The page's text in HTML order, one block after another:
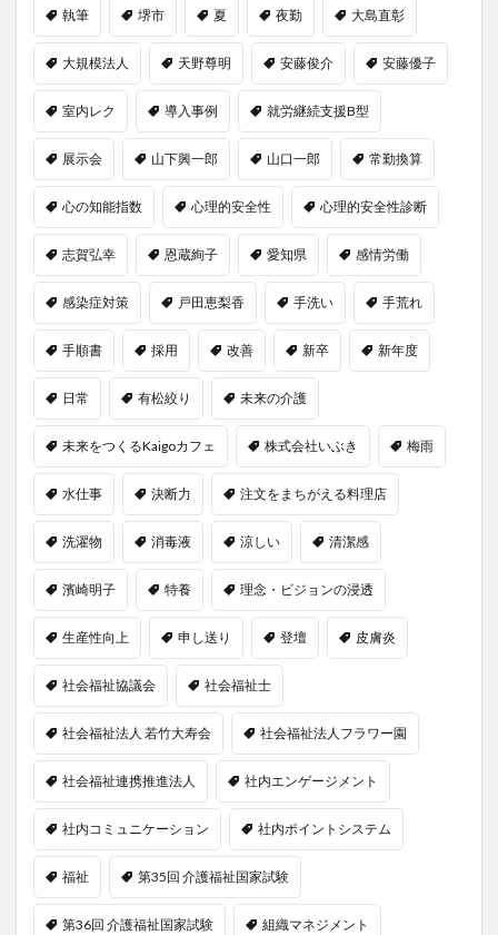
執筆 堺市 夏 夜勤 大島直彰
大規模法人 天野尊明 安藤俊介 安藤優子
室内レク 導入事例 就労継続支援B型
展示会 山下興一郎 山口一郎 常勤換算
心の知能指数 心理的安全性 心理的安全性診断
志賀弘幸 恩蔵絢子 愛知県 感情労働
感染症対策 戸田恵梨香 手洗い 手荒れ
手順書 採用 改善 新卒 新年度
日常 有松絞り 未来の介護
未来をつくるKaigoカフェ 株式会社いぶき 梅雨
水仕事 決断力 注文をまちがえる料理店
洗濯物 消毒液 涼しい 清潔感
濱崎明子 特養 理念・ビジョンの浸透
生産性向上 申し送り 登壇 皮膚炎
社会福祉協議会 社会福祉士
社会福祉法人 若竹大寿会 社会福祉法人フラワー園
社会福祉連携推進法人 社内エンゲージメント
社内コミュニケーション 社内ポイントシステム
福祉 第35回 介護福祉国家試験
第36回 介護福祉国家試験 組織マネジメント